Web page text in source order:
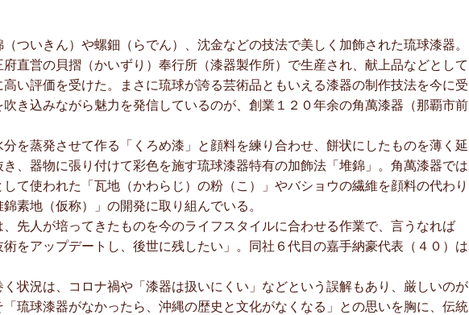
いきん）や螺鈿（らでん）、沈金などの技法で美しく加飾された琉球漆器。
直営の貝摺（かいずり）奉行所（漆器製作所）で生産され、献上品などとして
い評価を受けた。まさに琉球が誇る芸術品ともいえる漆器の制作技法を今に受
き込みながら魅力を発信しているのが、創業１２０年余の角萬漆器（那覇市前
を蒸発させて作る「くろめ漆」と顔料を練り合わせ、餅状にしたものを薄く延
、器物に張り付けて彩色を施す琉球漆器特有の加飾法「堆錦」。角萬漆器では
て使われた「瓦地（かわらじ）の粉（こ）」やバショウの繊維を顔料の代わり
素地（仮称）」の開発に取り組んでいる。
先人が培ってきたものを今のライフスタイルに合わせる作業で、言うなれば
をアップデートし、後世に残したい」。同社６代目の嘉手納豪代表（４０）は
状況は、コロナ禍や「漆器は扱いにくい」などという誤解もあり、厳しいのが
琉球漆器がなかったら、沖縄の歴史と文化がなくなる」との思いを胸に、伝統